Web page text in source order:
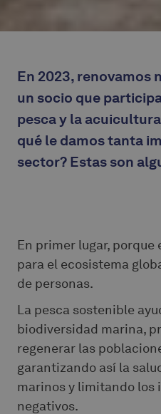
En 2023, renovamos
un socio que
pesca y la
qué le damos tanta
sector? Estas son
En primer lugar, porque
para el ecosistema
de personas.
La pesca sostenible
biodiversidad marina,
regenerar las
garantizando así la
marinos y limitando
negativos.